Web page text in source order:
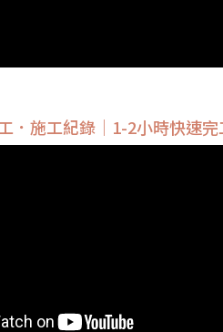
．施工紀錄｜1-2小時快速完